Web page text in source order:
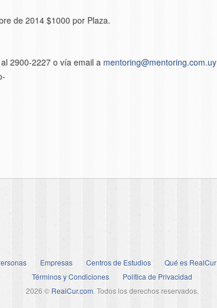
de 2014 $1000 por Plaza.
2900-2227 o vía email a mentoring@mentoring.com.uy
Empresas Centros de Estudios Qué es RealCur
Términos y Condiciones
Política de Privacidad
2026 © RealCur.com. Todos los derechos reservados.